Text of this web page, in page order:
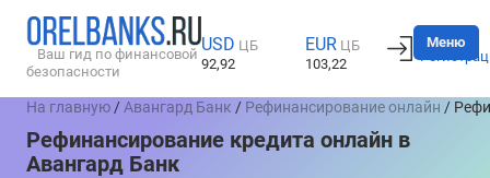
Ваш гид по финансовой
безопасности
USD ЦБ
92,92
EUR ЦБ
103,22
Вход
Меню
На главную /Авангард Банк / Рефинансирование онлайн /
Рефинансирование кредита онлайн в
Авангард Банк